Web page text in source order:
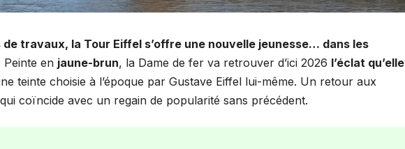
travaux, la Tour Eiffel s’offre une nouvelle jeunesse… dans les
Peinte en jaune-brun, la Dame de fer va retrouver d’ici 2026 l’éclat qu’elle
teinte choisie à l’époque par Gustave Eiffel lui-même. Un retour aux
coïncide avec un regain de popularité sans précédent.